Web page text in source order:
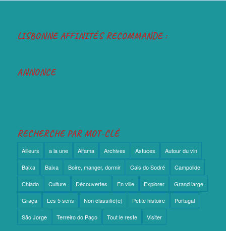
LISBONNE AFFINITÉS RECOMMANDE :
ANNONCE
RECHERCHE PAR MOT-CLÉ
Ailleurs a la une Alfama Archives Astuces Autour du vin
Baixa Baixa Boire, manger, dormir Cais do Sodré Campolide
Chiado Culture Découvertes En ville Explorer Grand large
Graça Les 5 sens Non classifié(e) Petite histoire Portugal
São Jorge Terreiro do Paço Tout le reste Visiter